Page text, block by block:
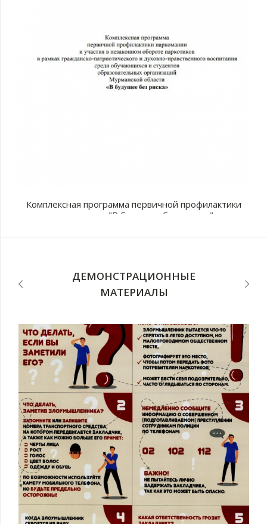
Комплексная программа первичной профилактики
наркомании "В будущее без рисков"
ДЕМОНСТРАЦИОННЫЕ
МАТЕРИАЛЫ